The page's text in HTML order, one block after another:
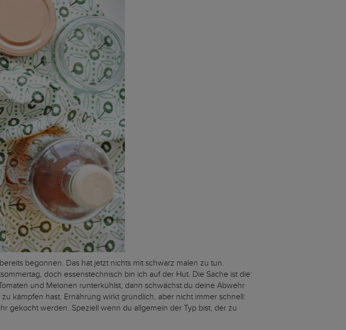
begonnen. Das hat jetzt nichts mit schwarz malen zu tun.
doch essenstechnisch bin ich auf der Hut. Die Sache ist die:
und Melonen runterkühlst, dann schwächst du deine Abwehr
kämpfen hast. Ernährung wirkt gründlich, aber nicht immer schnell:
gekocht werden. Speziell wenn du allgemein der Typ bist, der zu